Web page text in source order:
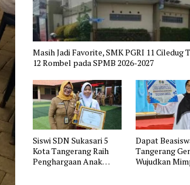
Masih Jadi Favorite, SMK PGRI 11 Ciledug
12 Rombel pada SPMB 2026-2027
Siswi SDN Sukasari 5
Kota Tangerang Raih
Penghargaan Anak
Dapat
Tangerang
Wujudkan